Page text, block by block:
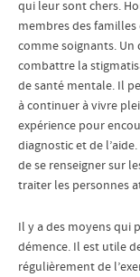
qui leur sont chers.
membres des
comme soignants.
combattre la
de santé mentale. Il
à continuer à vivre
expérience pour
diagnostic et de
de se renseigner sur
traiter les personnes
Il y a des moyens qui
démence. Il est utile
régulièrement de